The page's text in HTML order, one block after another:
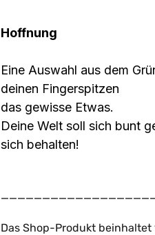
Hoffnung
Eine Auswahl aus dem
deinen Fingerspitzen
das gewisse Etwas.
Deine Welt soll sich bunt
sich behalten!
Das Shop-Produkt